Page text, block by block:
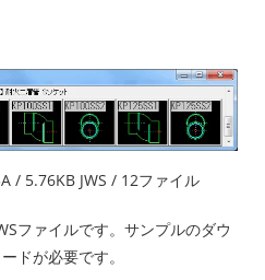
/ 5.76KB JWS / 12ファイル
ファイルです。サンプルのダウ
ドが必要です。